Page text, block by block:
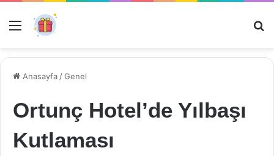
Menü
Anasayfa /Genel
Ortunç Hotel’de Yılbaşı
Kutlaması